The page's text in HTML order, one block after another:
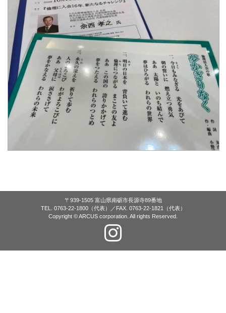
〒939-1505 富山県南砺市長源寺89番地
TEL. 0763-22-1800（代表）／FAX. 0763-22-1821（代表）
Copyright © ARCUS corporation. All rights Reserved.